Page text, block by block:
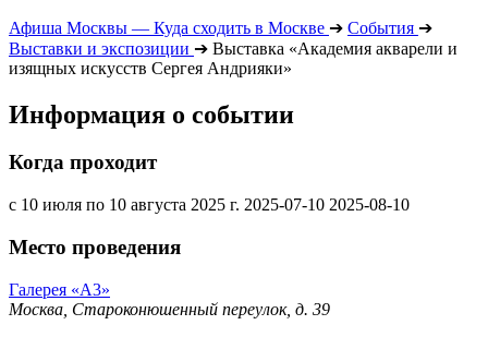
Афиша Москвы — Куда сходить в Москве ➔ События ➔
Выставки и экспозиции ➔ Выставка «Академия акварели и
изящных искусств Сергея Андрияки»
Информация о событии
Когда проходит
с 10 июля по 10 августа 2025 г. 2025-07-10 2025-08-10
Место проведения
Галерея «А3»
Москва, Староконюшенный переулок, д. 39